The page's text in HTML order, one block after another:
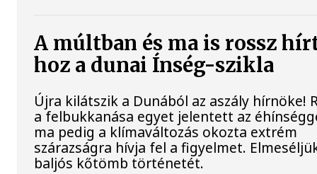
A múltban és ma is rossz
hoz a dunai Ínség-szikla
Újra kilátszik a Dunából az aszály hírnöke!
a felbukkanása egyet jelentett az
ma pedig a klímaváltozás okozta extrém
szárazságra hívja fel a figyelmet.
baljós kőtömb történetét.